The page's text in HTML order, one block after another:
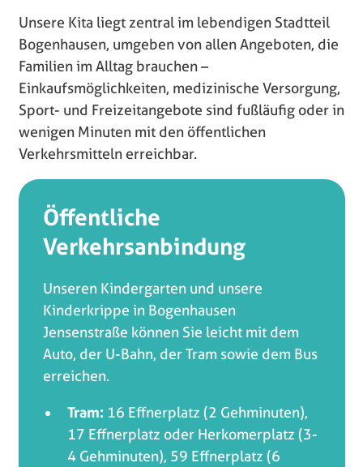
Unsere Kita liegt zentral im lebendigen Stadtteil
Bogenhausen, umgeben von allen Angeboten, die
Familien im Alltag brauchen –
Einkaufsmöglichkeiten, medizinische Versorgung,
Sport- und Freizeitangebote sind fußläufig oder in
wenigen Minuten mit den öffentlichen
Verkehrsmitteln erreichbar.
Öffentliche
Verkehrsanbindung
Unseren Kindergarten und unsere
Kinderkrippe in Bogenhausen
Jensenstraße können Sie leicht mit dem
Auto, der U-Bahn, der Tram sowie dem Bus
erreichen.
Tram: 16 Effnerplatz (2 Gehminuten),
17 Effnerplatz oder Herkomerplatz (3-
4 Gehminuten), 59 Effnerplatz (6